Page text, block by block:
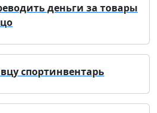
деньги за товары
спортинвентарь